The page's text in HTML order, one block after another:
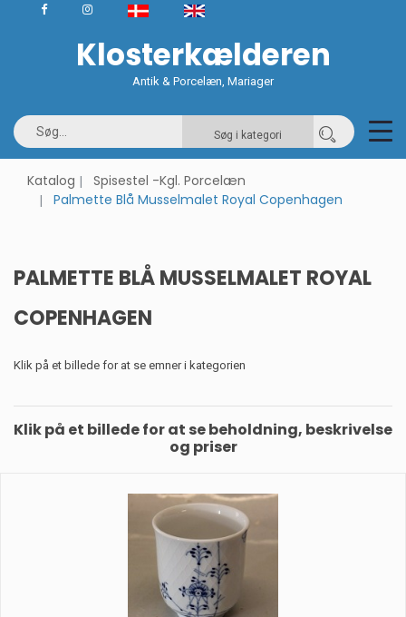
Klosterkælderen
Antik & Porcelæn, Mariager
Søg i kategori
Katalog
Spisestel -Kgl. Porcelæn
Palmette Blå Musselmalet Royal Copenhagen
PALMETTE BLÅ MUSSELMALET ROYAL
COPENHAGEN
Klik på et billede for at se emner i kategorien
Klik på et billede for at se beholdning, beskrivelse
og priser